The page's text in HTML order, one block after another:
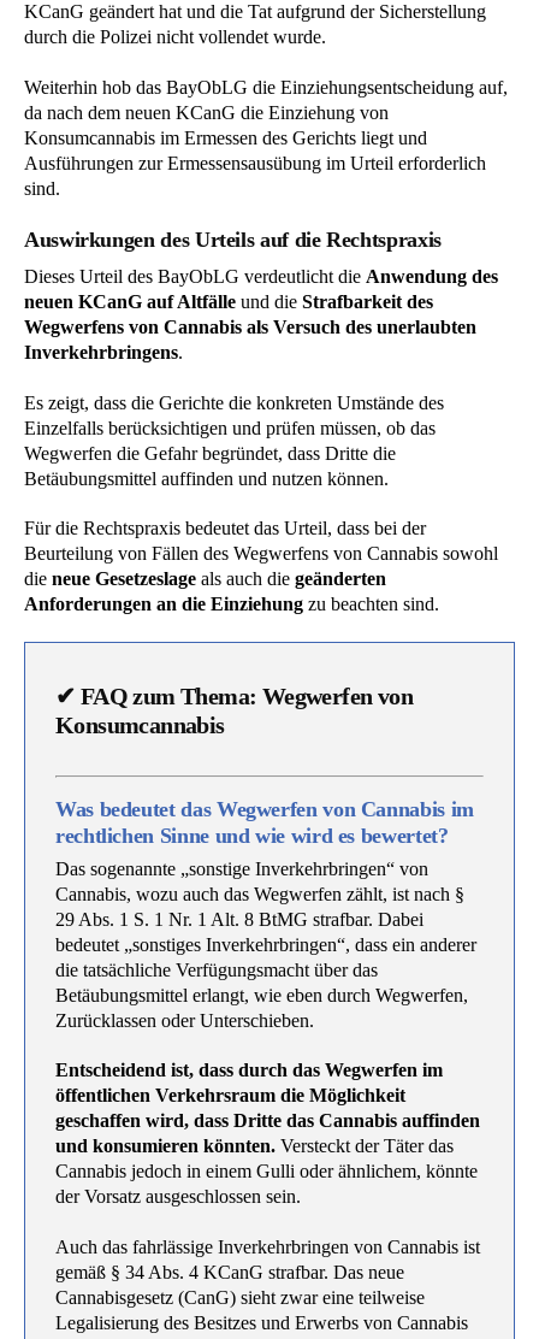
KCanG geändert hat und die Tat aufgrund der Sicherstellung
durch die Polizei nicht vollendet wurde.
Weiterhin hob das BayObLG die Einziehungsentscheidung auf,
da nach dem neuen KCanG die Einziehung von
Konsumcannabis im Ermessen des Gerichts liegt und
Ausführungen zur Ermessensausübung im Urteil erforderlich
sind.
Auswirkungen des Urteils auf die Rechtspraxis
Dieses Urteil des BayObLG verdeutlicht die Anwendung des
neuen KCanG auf Altfälle und die Strafbarkeit des
Wegwerfens von Cannabis als Versuch des unerlaubten
Inverkehrbringens.
Es zeigt, dass die Gerichte die konkreten Umstände des
Einzelfalls berücksichtigen und prüfen müssen, ob das
Wegwerfen die Gefahr begründet, dass Dritte die
Betäubungsmittel auffinden und nutzen können.
Für die Rechtspraxis bedeutet das Urteil, dass bei der
Beurteilung von Fällen des Wegwerfens von Cannabis sowohl
die neue Gesetzeslage als auch die geänderten
Anforderungen an die Einziehung zu beachten sind.
✔ FAQ zum Thema: Wegwerfen von
Konsumcannabis
Was bedeutet das Wegwerfen von Cannabis im
rechtlichen Sinne und wie wird es bewertet?
Das sogenannte „sonstige Inverkehrbringen“ von
Cannabis, wozu auch das Wegwerfen zählt, ist nach §
29 Abs. 1 S. 1 Nr. 1 Alt. 8 BtMG strafbar. Dabei
bedeutet „sonstiges Inverkehrbringen“, dass ein anderer
die tatsächliche Verfügungsmacht über das
Betäubungsmittel erlangt, wie eben durch Wegwerfen,
Zurücklassen oder Unterschieben.
Entscheidend ist, dass durch das Wegwerfen im
öffentlichen Verkehrsraum die Möglichkeit
geschaffen wird, dass Dritte das Cannabis auffinden
und konsumieren könnten. Versteckt der Täter das
Cannabis jedoch in einem Gulli oder ähnlichem, könnte
der Vorsatz ausgeschlossen sein.
Auch das fahrlässige Inverkehrbringen von Cannabis ist
gemäß § 34 Abs. 4 KCanG strafbar. Das neue
Cannabisgesetz (CanG) sieht zwar eine teilweise
Legalisierung des Besitzes und Erwerbs von Cannabis